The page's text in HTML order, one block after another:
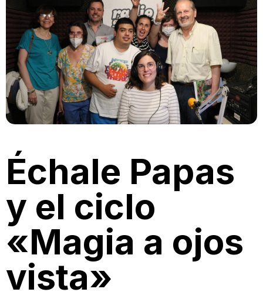
Échale Papas
y el ciclo
«Magia a ojos
vista»